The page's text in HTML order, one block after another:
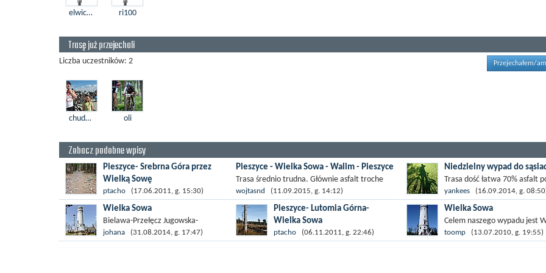
elwichura ri100
Trasę już przejechali
Przejechałem/
Liczba uczestników: 2
chudziutki23 oli
Zobacz podobne wpisy
Pieszyce- Srebrna Góra przez
Wielką Sowę
Góry Sowie to dla mieszkańców
Dolnego Śląska najbliższe pasmo
górskie, gdzie mozna się wybrać na
dość ekstremalną wycieczkę
rowerową. Można co...
ptacho (17.06.2011, g. 15:30)
Pieszyce - Wielka Sowa - Walim - Pieszyce
Trasa średnio trudna. Głównie asfalt troche
szutru i kamieni na podjeździe na wielką sowę.
Dość szybkie zjazdy.
wojtasnd (11.09.2015, g. 14:12)
Niedzielny wypad do
Trasa dość łatwa 70% asfalt
dwoma podjazdami 1
Sierpnica - Rzeczka Dużo
miejsc do zawieszenia oka
zwłaszcza Broumov...
yankees (16.09.2014, g.
Wielka Sowa
Bielawa-Przełęcz Jugowska-
Przełęcz Kozie Siodło-Wielka Sowa-
johana (31.08.2014, g. 17:47)
Pieszyce- Lutomia Górna-
Wielka Sowa
Proponuję wjazd na Wielką Sowę od
ptacho (06.11.2011, g. 22:46)
Wielka Sowa
Celem naszego wypadu jest
Sowa. Na szczyt jedzie się po
toomp (13.07.2010, g. 19:55)